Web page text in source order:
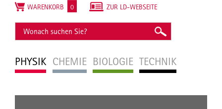
PHYSIK CHEMIE BIOLOGIE TECHNIK
ZUR LD-WEBSEITE
WARENKORB 0